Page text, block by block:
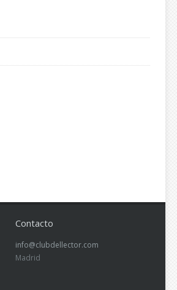
Contacto
info@clubdellector.com
Madrid